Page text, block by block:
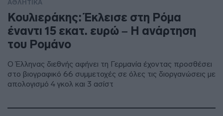
ΑΘΛΗΤΙΚΑ
Κουλιεράκης: Έκλεισε στη Ρόμα
έναντι 15 εκατ. ευρώ – Η ανάρτηση
του Ρομάνο
Ο Έλληνας διεθνής αφήνει τη Γερμανία έχοντας προσθέσει
στο βιογραφικό 66 συμμετοχές σε όλες τις διοργανώσεις με
απολογισμό 4 γκολ και 3 ασίστ